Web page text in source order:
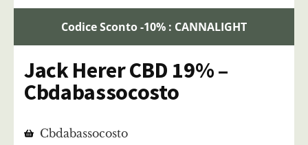
Codice Sconto -10% : CANNALIGHT
Jack Herer CBD 19% –
Cbdabassocosto
Cbdabassocosto